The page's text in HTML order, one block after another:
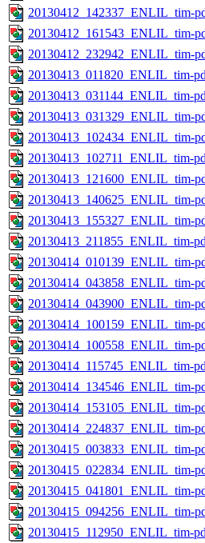
20130412_142337_ENLIL_tim-
20130412_161543_ENLIL_tim-
20130412_232942_ENLIL_tim-
20130413_011820_ENLIL_tim-
20130413_031144_ENLIL_tim-
20130413_031329_ENLIL_tim-
20130413_102434_ENLIL_tim-
20130413_102711_ENLIL_tim-
20130413_121600_ENLIL_tim-
20130413_140625_ENLIL_tim-
20130413_155327_ENLIL_tim-
20130413_211855_ENLIL_tim-
20130414_010139_ENLIL_tim-
20130414_043858_ENLIL_tim-
20130414_043900_ENLIL_tim-
20130414_100159_ENLIL_tim-
20130414_100558_ENLIL_tim-
20130414_115745_ENLIL_tim-
20130414_134546_ENLIL_tim-
20130414_153105_ENLIL_tim-
20130414_224837_ENLIL_tim-
20130415_003833_ENLIL_tim-
20130415_022834_ENLIL_tim-
20130415_041801_ENLIL_tim-
20130415_094256_ENLIL_tim-
20130415_112950_ENLIL_tim-